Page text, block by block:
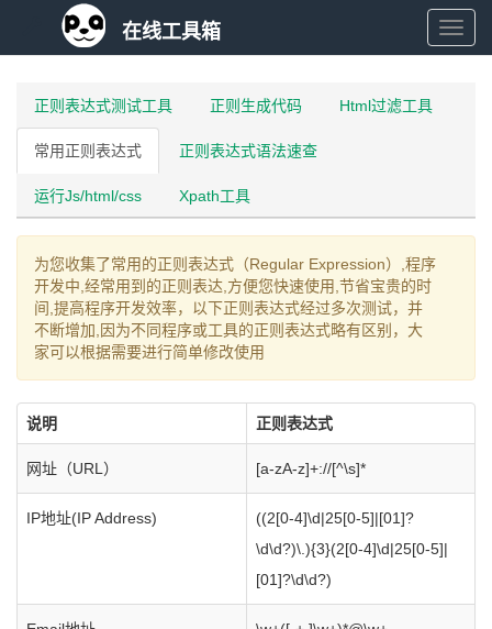
在
在线工具箱
正则表达式测试工具 正则生成代码 Html过滤工具
常用正则表达式 正则表达式语法速查
运行Js/html/css Xpath工具
为您收集了常用的正则表达式（Regular Expression）,程序
开发中,经常用到的正则表达,方便您快速使用,节省宝贵的时
间,提高程序开发效率，以下正则表达式经过多次测试，并
不断增加,因为不同程序或工具的正则表达式略有区别，大
家可以根据需要进行简单修改使用
说明 正则表达式
网址（URL） [a-zA-z]+://[^\s]*
IP地址(IP Address)
((2[0-4]\d|25[0-5]|[01]?
\d\d?)\.){3}(2[0-4]\d|25[0-5]|
[01]?\d\d?)